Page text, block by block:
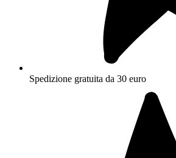
Spedizione gratuita da 30 euro